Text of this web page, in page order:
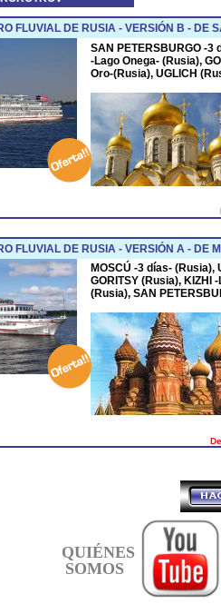
FLUVIAL DE RUSIA - VERSIÓN B - DE
SAN PETERSBURGO -3
-Lago Onega- (Rusia),
Oro-(Rusia), UGLICH
FLUVIAL DE RUSIA - VERSIÓN A - DE
MOSCÚ -3 días- (Rusia),
GORITSY (Rusia), KIZHI
(Rusia), SAN
QUIÉNES
SOMOS